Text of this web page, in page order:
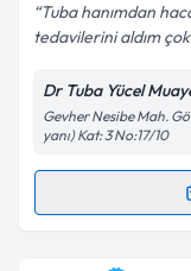
Metni'ni
Tuba hanımdan
tedavilerini aldım çok
Dr Tuba Yücel
Gevher Nesibe Mah.
yanı) Kat: 3 No:17/10
Randevu